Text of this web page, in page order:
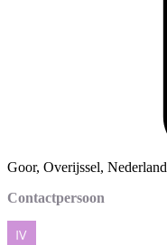
Goor, Overijssel, Nederland
Contactpersoon